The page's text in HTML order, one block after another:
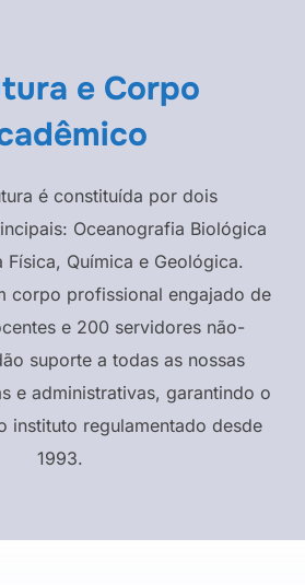
e Corpo
é constituída por dois
Oceanografia Biológica
Física, Química e Geológica.
corpo profissional engajado de
e 200 servidores não-
suporte a todas as nossas
e administrativas, garantindo o
instituto regulamentado desde
1993.